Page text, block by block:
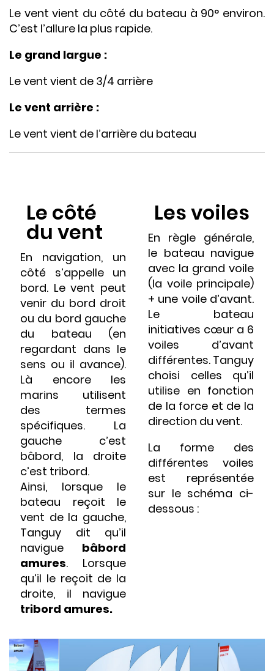
Le vent vient du côté du bateau à 90° environ.
C’est l’allure la plus rapide.
Le grand largue :
Le vent vient de 3/4 arrière
Le vent arrière :
Le vent vient de l’arrière du bateau
Le côté
du vent
En navigation, un
côté s’appelle un
bord. Le vent peut
venir du bord droit
ou du bord gauche
du bateau (en
regardant dans le
sens ou il avance).
Là encore les
marins utilisent
des termes
spécifiques. La
gauche c’est
bâbord, la droite
c’est tribord.
Ainsi, lorsque le
bateau reçoit le
vent de la gauche,
Tanguy dit qu’il
navigue bâbord
amures. Lorsque
qu’il le reçoit de la
droite, il navigue
tribord amures.
Les voiles
En règle générale,
le bateau navigue
avec la grand voile
(la voile principale)
+ une voile d’avant.
Le bateau
initiatives cœur a 6
voiles d’avant
différentes. Tanguy
choisi celles qu’il
utilise en fonction
de la force et de la
direction du vent.
La forme des
différentes voiles
est représentée
sur le schéma ci-
dessous :